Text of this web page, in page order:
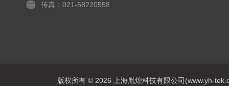
传真：021-58220558
版权所有 © 2026 上海胤煌科技有限公司(www.yh-